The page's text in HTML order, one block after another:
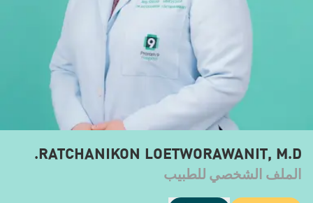
RATCHANIKON LOETWORAWANIT, M.D.
الملف الشخصي للطبيب